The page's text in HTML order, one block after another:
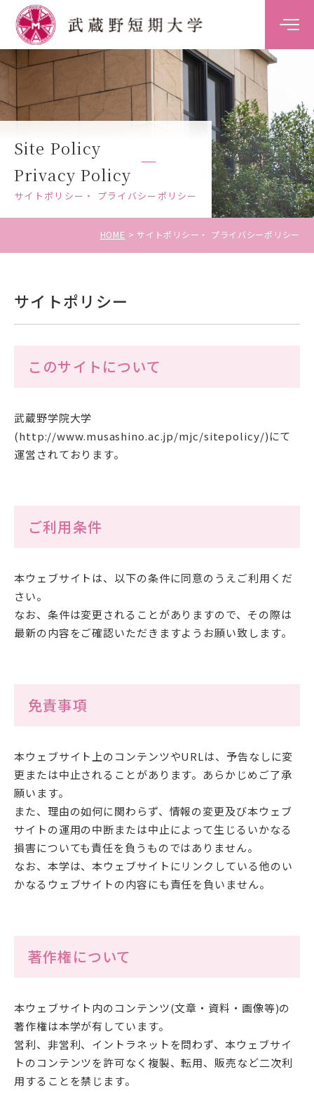
大学案内
学科案内
キャンパスライフ
キャリア・就職支援
卒業生の方
一般の方
資料請求・お問い合わせ
アクセス
情報公開Ⅰ 情報公開Ⅱ
附属幼稚園・保育園サイ
ト
プライバシーポリシー
公式SNSアカウント
武蔵野学院
武蔵野学院大学大学院
武蔵野学院大学
Site Policy
Privacy Policy
サイトポリシー・ プライバシーポリシー
HOME サイトポリシー・ プライバシーポリシー
サイトポリシー
このサイトについて
武蔵野学院大学
(http://www.musashino.ac.jp/mjc/sitepolicy/)にて
運営されております。
ご利用条件
本ウェブサイトは、以下の条件に同意のうえご利用くだ
さい。
なお、条件は変更されることがありますので、その際は
最新の内容をご確認いただきますようお願い致します。
免責事項
本ウェブサイト上のコンテンツやURLは、予告なしに変
更または中止されることがあります。あらかじめご了承
願います。
また、理由の如何に関わらず、情報の変更及び本ウェブ
サイトの運用の中断または中止によって生じるいかなる
損害についても責任を負うものではありません。
なお、本学は、本ウェブサイトにリンクしている他のい
かなるウェブサイトの内容にも責任を負いません。
著作権について
本ウェブサイト内のコンテンツ(文章・資料・画像等)の
著作権は本学が有しています。
営利、非営利、イントラネットを問わず、本ウェブサイ
トのコンテンツを許可なく複製、転用、販売など二次利
用することを禁じます。